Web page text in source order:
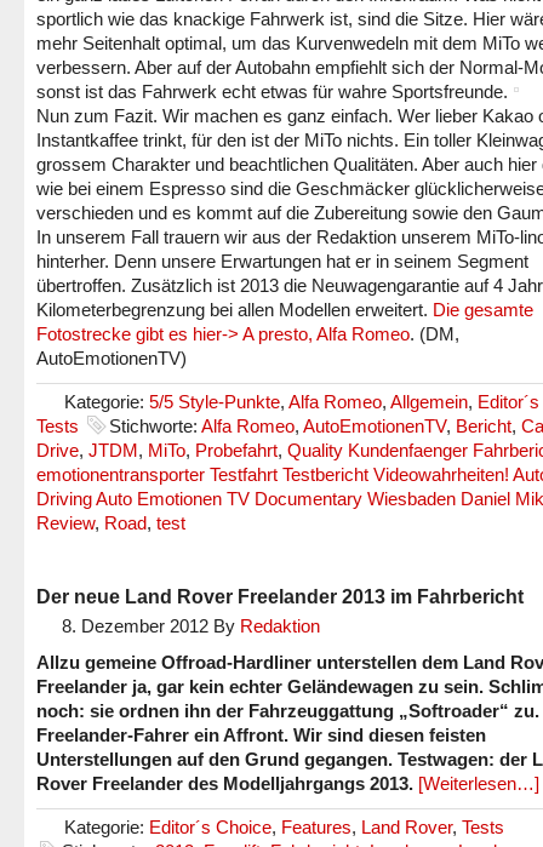
sportlich wie das knackige Fahrwerk ist, sind die Sitze. Hier
mehr Seitenhalt optimal, um das Kurvenwedeln mit dem MiTo
verbessern. Aber auf der Autobahn empfiehlt sich der Normal-
sonst ist das Fahrwerk echt etwas für wahre Sportsfreunde.
Nun zum Fazit. Wir machen es ganz einfach. Wer lieber Kakao
Instantkaffee trinkt, für den ist der MiTo nichts. Ein toller
grossem Charakter und beachtlichen Qualitäten. Aber auch hier
wie bei einem Espresso sind die Geschmäcker
verschieden und es kommt auf die Zubereitung sowie den
In unserem Fall trauern wir aus der Redaktion unserem MiTo-
hinterher. Denn unsere Erwartungen hat er in seinem Segment
übertroffen. Zusätzlich ist 2013 die Neuwagengarantie auf 4
Kilometerbegrenzung bei allen Modellen erweitert. Die gesamte
Fotostrecke gibt es hier-> A presto, Alfa Romeo. (DM,
AutoEmotionenTV)
Kategorie: 5/5 Style-Punkte, Alfa Romeo, Allgemein,
Tests
Stichworte: Alfa Romeo, AutoEmotionenTV, Bericht,
Drive, JTDM, MiTo, Probefahrt, Quality Kundenfaenger
emotionentransporter Testfahrt Testbericht Videowahrheiten!
Driving Auto Emotionen TV Documentary Wiesbaden Daniel
Review, Road, test
Der neue Land Rover Freelander 2013 im Fahrbericht
8. Dezember 2012 By Redaktion
Allzu gemeine Offroad-Hardliner unterstellen dem Land
Freelander ja, gar kein echter Geländewagen zu sein.
noch: sie ordnen ihn der Fahrzeuggattung „Softroader“
Freelander-Fahrer ein Affront. Wir sind diesen feisten
Unterstellungen auf den Grund gegangen. Testwagen: der
Rover Freelander des Modelljahrgangs 2013. [Weiterlesen…]
Kategorie: Editor´s Choice, Features, Land Rover, Tests